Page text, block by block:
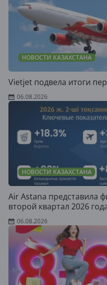
НОВОСТИ КАЗАХСТАНА
Vietjet подвела итоги
06.08.2026
НОВОСТИ КАЗАХСТАНА
Air Astana представила
второй квартал 2026
06.08.2026